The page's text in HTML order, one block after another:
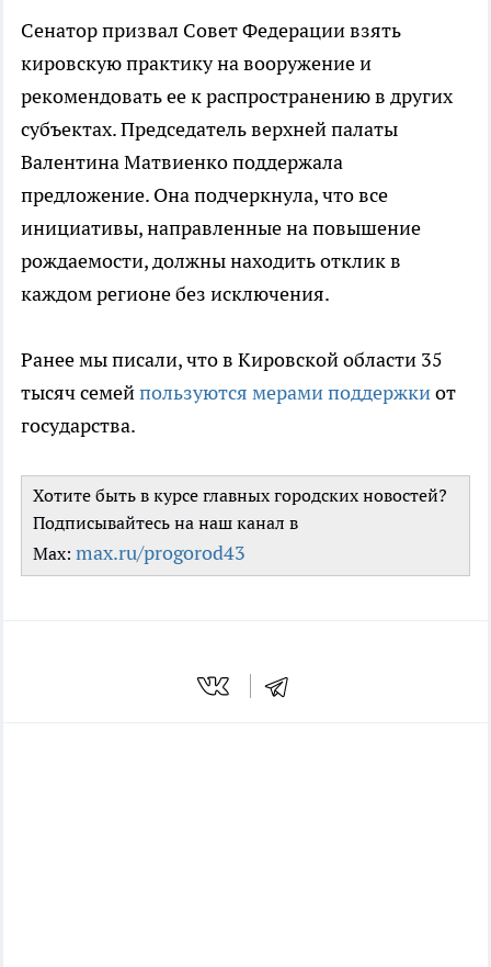
Сенатор призвал Совет Федерации взять
кировскую практику на вооружение и
рекомендовать ее к распространению в других
субъектах. Председатель верхней палаты
Валентина Матвиенко поддержала
предложение. Она подчеркнула, что все
инициативы, направленные на повышение
рождаемости, должны находить отклик в
каждом регионе без исключения.
Ранее мы писали, что в Кировской области 35
тысяч семейпользуются мерами поддержкиот
государства.
Хотите быть в курсе главных городских новостей?
Подписывайтесь на наш канал в
Max: max.ru/progorod43